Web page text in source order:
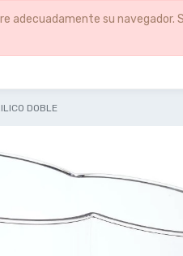
adecuadamente su
DOBLE